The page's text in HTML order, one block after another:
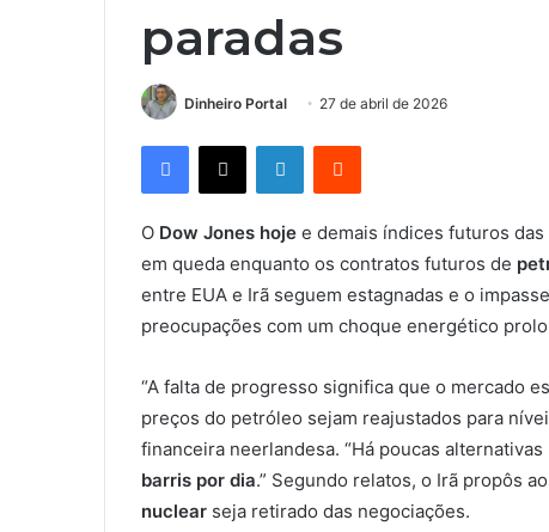
paradas
Dinheiro Portal 27 de abril de 2026
Facebook
X LinkedinReddit
O Dow Jones hoje e demais índices futuros
em queda enquanto os contratos futuros de
entre EUA e Irã seguem estagnadas e o
preocupações com um choque energético
“A falta de progresso significa que o mercado
preços do petróleo sejam reajustados para
financeira neerlandesa. “Há poucas
barris por dia.” Segundo relatos, o Irã propôs
nuclear seja retirado das negociações.